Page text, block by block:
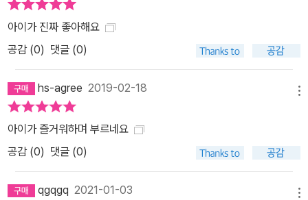
아이가 진짜 좋아해요
공감 (0) 댓글 (0)
hs-agree 2019-02-18
아이가 즐거워하며 부르네요
공감 (0) 댓글 (0)
qgqgq 2021-01-03